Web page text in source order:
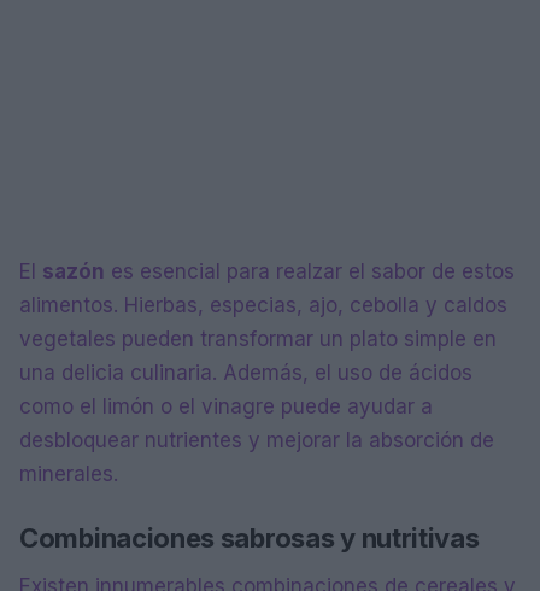
El sazón es esencial para realzar el sabor de estos
alimentos. Hierbas, especias, ajo, cebolla y caldos
vegetales pueden transformar un plato simple en
una delicia culinaria. Además, el uso de ácidos
como el limón o el vinagre puede ayudar a
desbloquear nutrientes y mejorar la absorción de
minerales.
Combinaciones sabrosas y nutritivas